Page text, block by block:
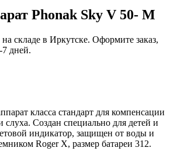
Phonak Sky V 50- M
складе в Иркутске. Оформите заказ,
7 дней.
класса стандарт для компенсации
Создан специально для детей и
индикатор, защищен от воды и
Roger X, размер батареи 312.